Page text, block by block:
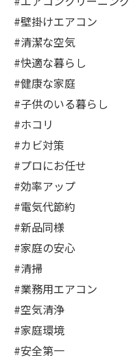
#壁掛けエアコン
#清潔な空気
#快適な暮らし
#健康な家庭
#子供のいる暮らし
#ホコリ
#カビ対策
#プロにお任せ
#効率アップ
#電気代節約
#新品同様
#家庭の安心
#清掃
#業務用エアコン
#空気清浄
#家庭環境
#安全第一